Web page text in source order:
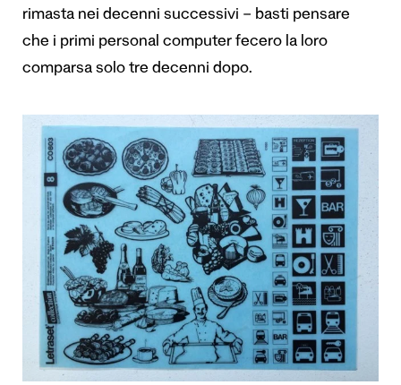
rimasta nei decenni successivi – basti pensare
che i primi personal computer fecero la loro
comparsa solo tre decenni dopo.